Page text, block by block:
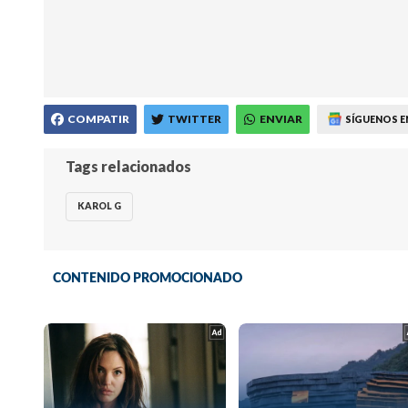
COMPATIR TWITTER ENVIAR SÍGUENOS
Tags relacionados
KAROL G